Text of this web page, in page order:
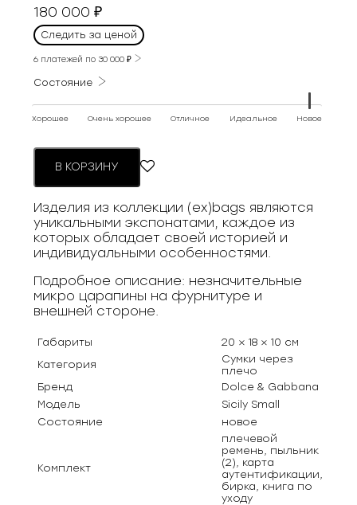
180 000₽
Следить за ценой
6 платежей по 30 000₽
Состояние
Хорошее Очень хорошее Отличное Идеальное Новое
В КОРЗИНУ
Изделия из коллекции (ex)bags являются
уникальными экспонатами, каждое из
которых обладает своей историей и
индивидуальными особенностями.
Подробное описание: незначительные
микро царапины на фурнитуре и
внешней стороне.
Габариты
20 × 18 × 10 см
Категория
Сумки через
плечо
Бренд
Dolce & Gabbana
Модель
Sicily Small
Состояние
новое
Комплект
плечевой
ремень, пыльник
(2), карта
аутентификации,
бирка, книга по
уходу